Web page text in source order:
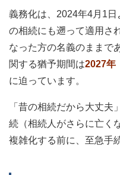
義務化は、2024年4月1
の相続にも遡って適用さ
なった方の名義のままで
関する猶予期間は2027年
に迫っています。
「昔の相続だから大丈
続（相続人がさらに亡く
複雑化する前に、至急手